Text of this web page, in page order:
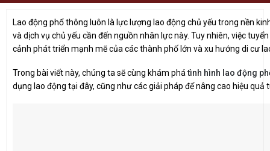
Lao động phổ thông luôn là lực lượng lao động chủ yếu trong nền
và dịch vụ chủ yếu cần đến nguồn nhân lực này. Tuy nhiên, việc
cảnh phát triển mạnh mẽ của các thành phố lớn và xu hướng di cư
Trong bài viết này, chúng ta sẽ cùng khám phátình hình lao động
dụng lao động tại đây, cũng như các giải pháp để nâng cao hiệu quả